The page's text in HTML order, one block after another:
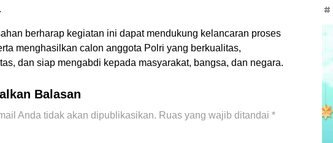
berharap kegiatan ini dapat mendukung kelancaran proses
menghasilkan calon anggota Polri yang berkualitas,
dan siap mengabdi kepada masyarakat, bangsa, dan negara.
Balasan
Anda tidak akan dipublikasikan. Ruas yang wajib ditandai *